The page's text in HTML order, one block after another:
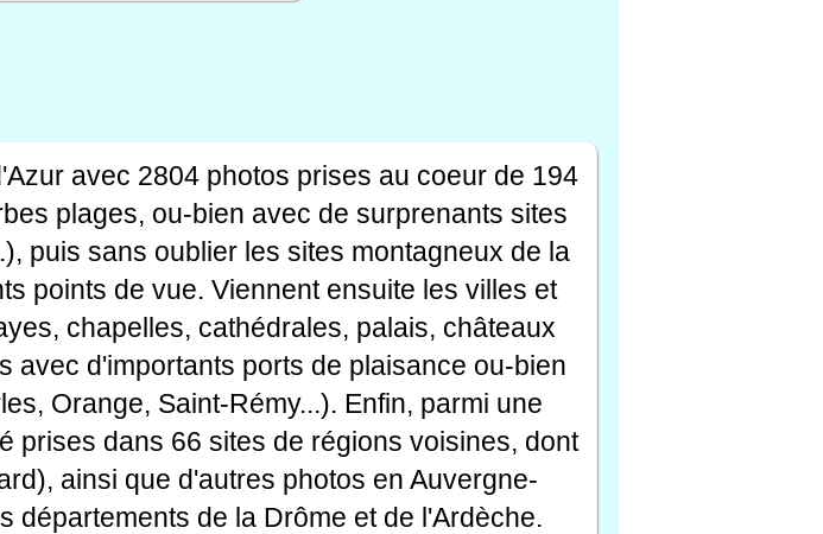
avec 2804 photos prises au coeur de 194
plages, ou-bien avec de surprenants sites
puis sans oublier les sites montagneux de la
points de vue. Viennent ensuite les villes et
chapelles, cathédrales, palais, châteaux
avec d'importants ports de plaisance ou-bien
Orange, Saint-Rémy...). Enfin, parmi une
prises dans 66 sites de régions voisines, dont
ainsi que d'autres photos en Auvergne-
départements de la Drôme et de l'Ardèche.